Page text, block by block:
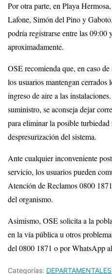
Por otra parte, en Playa
Lafone, Simón del Pino y
podría registrarse entre las 09:00
aproximadamente.
OSE recomienda que, en caso
los usuarios mantengan
ingreso de aire a las
suministro, se aconseja dejar
para eliminar la posible
despresurización del sistema.
Ante cualquier inconveniente
servicio, los usuarios pueden
Atención de Reclamos 0800
del organismo.
Asimismo, OSE solicita a la
en la vía pública u otros
del 0800 1871 o por WhatsApp
Categorías: DEPARTAMENTALES